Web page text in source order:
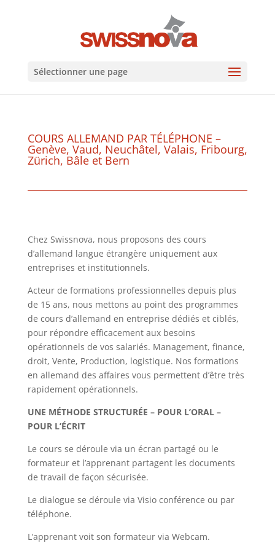
Sélectionner une page
COURS ALLEMAND PAR TÉLÉPHONE –
Genève, Vaud, Neuchâtel, Valais, Fribourg,
Zürich, Bâle et Bern
Chez Swissnova, nous proposons des cours
d’allemand langue étrangère uniquement aux
entreprises et institutionnels.
Acteur de formations professionnelles depuis plus
de 15 ans, nous mettons au point des programmes
de cours d’allemand en entreprise dédiés et ciblés,
pour répondre efficacement aux besoins
opérationnels de vos salariés. Management, finance,
droit, Vente, Production, logistique. Nos formations
en allemand des affaires vous permettent d’être très
rapidement opérationnels.
UNE MÉTHODE STRUCTURÉE – POUR L’ORAL –
POUR L’ÉCRIT
Le cours se déroule via un écran partagé ou le
formateur et l’apprenant partagent les documents
de travail de façon sécurisée.
Le dialogue se déroule via Visio conférence ou par
téléphone.
L’apprenant voit son formateur via Webcam.